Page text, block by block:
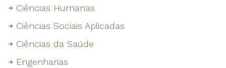
Ciências Humanas
Ciências Sociais Aplicadas
Ciências da Saúde
Engenharias